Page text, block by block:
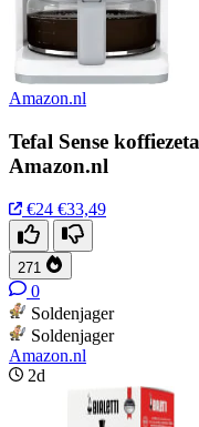
Amazon.nl
Tefal Sense
Amazon.nl
€24 €33,49
271
0
Soldenjager
Soldenjager
Amazon.nl
2d